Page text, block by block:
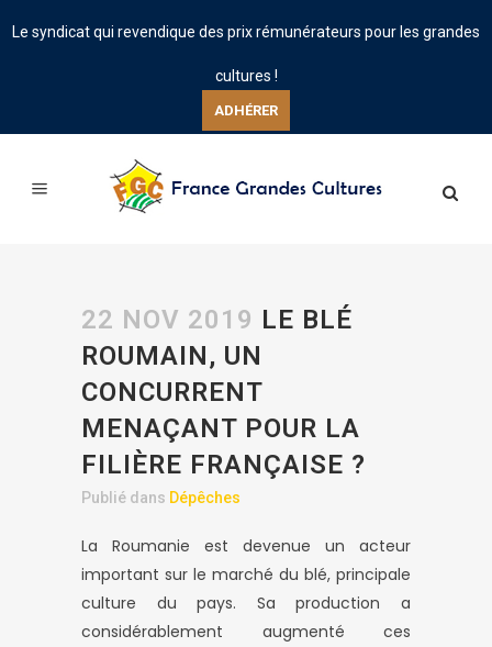
Le syndicat qui revendique des prix rémunérateurs pour les grandes
cultures !
ADHÉRER
22 NOV 2019 LE BLÉ
ROUMAIN, UN
CONCURRENT
MENAÇANT POUR LA
FILIÈRE FRANÇAISE ?
Publié dans Dépêches
La Roumanie est devenue un acteur
important sur le marché du blé, principale
culture du pays. Sa production a
considérablement augmenté ces